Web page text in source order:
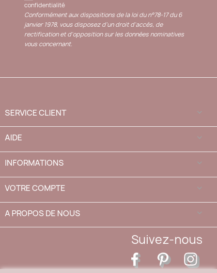
confidentialité
Conformément aux dispositions de la loi du n°78-17 du 6
janvier 1978, vous disposez d'un droit d'accès, de
rectification et d'opposition sur les données nominatives
vous concernant.
SERVICE CLIENT
AIDE
INFORMATIONS
VOTRE COMPTE
A PROPOS DE NOUS
Suivez-nous
Facebook Pinterest